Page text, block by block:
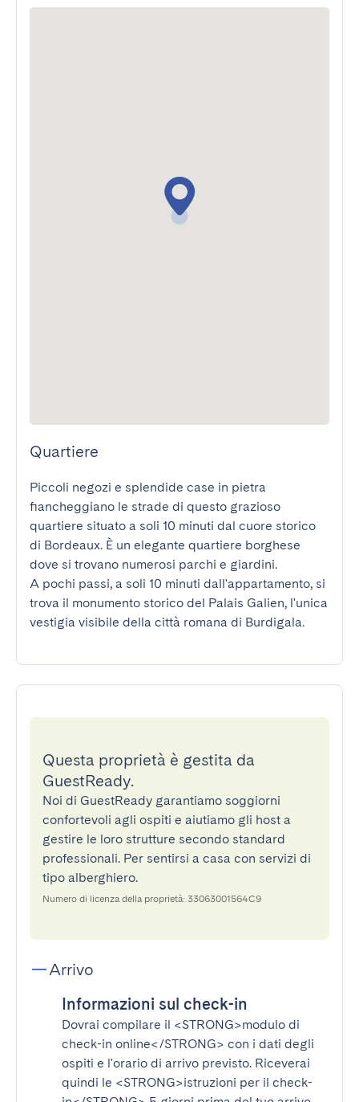
Quartiere
Piccoli negozi e splendide case in pietra
fiancheggiano le strade di questo grazioso
quartiere situato a soli 10 minuti dal cuore storico
di Bordeaux. È un elegante quartiere borghese
dove si trovano numerosi parchi e giardini.
A pochi passi, a soli 10 minuti dall'appartamento, si
trova il monumento storico del Palais Galien, l'unica
vestigia visibile della città romana di Burdigala.
Questa proprietà è gestita da
GuestReady.
Noi di GuestReady garantiamo soggiorni
confortevoli agli ospiti e aiutiamo gli host a
gestire le loro strutture secondo standard
professionali. Per sentirsi a casa con servizi di
tipo alberghiero.
Numero di licenza della proprietà: 33063001564C9
Arrivo
Informazioni sul check-in
Dovrai compilare il <STRONG>modulo di
check-in online</STRONG> con i dati degli
ospiti e l'orario di arrivo previsto. Riceverai
quindi le <STRONG>istruzioni per il check-